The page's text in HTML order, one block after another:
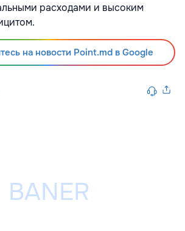
расходами и высоким
на новости Point.md в Google